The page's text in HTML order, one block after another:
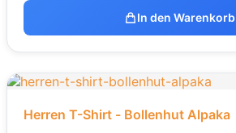
In den Warenkorb
Herren T-Shirt - Bollenhut Alpaka